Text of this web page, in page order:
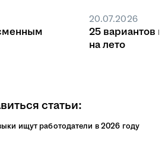
20.07.2026
25 вариантов
на лето
статьи:
ищут работодатели в 2026 году